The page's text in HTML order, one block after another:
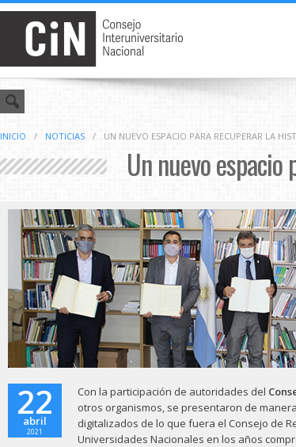
INICIO / NOTICIAS / UN NUEVO ESPACIO PARA RECUPERAR LA
Un nuevo
22
abril
2021
Con la participación de autoridades del
otros organismos, se presentaron de
digitalizados de lo que fuera el Consejo de
Universidades Nacionales en los años